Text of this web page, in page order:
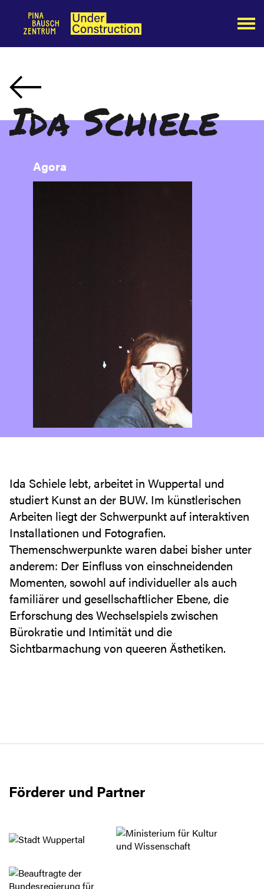
Ida Schiele
Agora
Ida Schiele lebt, arbeitet in Wuppertal und
studiert Kunst an der BUW. Im künstlerischen
Arbeiten liegt der Schwerpunkt auf interaktiven
Installationen und Fotografien.
Themenschwerpunkte waren dabei bisher unter
anderem: Der Einfluss von einschneidenden
Momenten, sowohl auf individueller als auch
familiärer und gesellschaftlicher Ebene, die
Erforschung des Wechselspiels zwischen
Bürokratie und Intimität und die
Sichtbarmachung von queeren Ästhetiken.
Förderer und Partner